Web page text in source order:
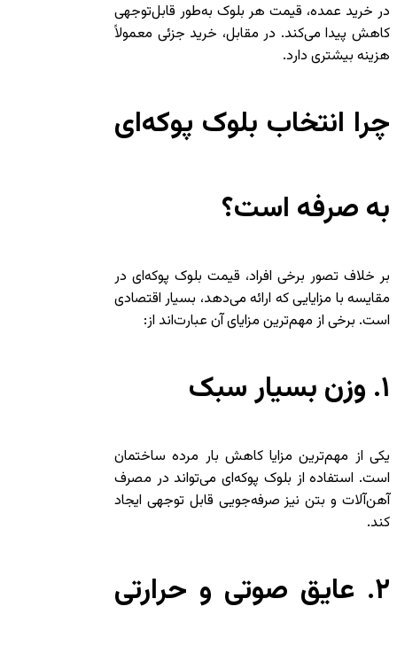
در خرید عمده، قیمت هر بلوک به‌طور قابل‌توجهی
کاهش پیدا می‌کند. در مقابل، خرید جزئی معمولاً
هزینه بیشتری دارد.
چرا انتخاب بلوک پوکه‌ای
به صرفه است؟
بر خلاف تصور برخی افراد، قیمت بلوک پوکه‌ای در
مقایسه با مزایایی که ارائه می‌دهد، بسیار اقتصادی
است. برخی از مهم‌ترین مزایای آن عبارت‌اند از:
۱. وزن بسیار سبک
یکی از مهم‌ترین مزایا کاهش بار مرده ساختمان
است. استفاده از بلوک پوکه‌ای می‌تواند در مصرف
آهن‌آلات و بتن نیز صرفه‌جویی قابل توجهی ایجاد
کند.
۲. عایق صوتی و حرارتی